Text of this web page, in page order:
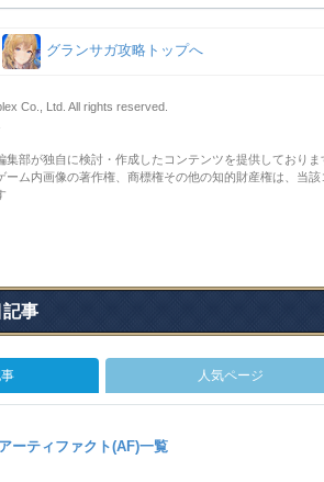
グランサガ攻略トップへ
Co., Ltd. All rights reserved.
部が独自に検討・作成したコンテンツを提供しておりま
ム内画像の著作権、商標権その他の知的財産権は、当該
記事
人気ページ
アーティファクト(AF)一覧